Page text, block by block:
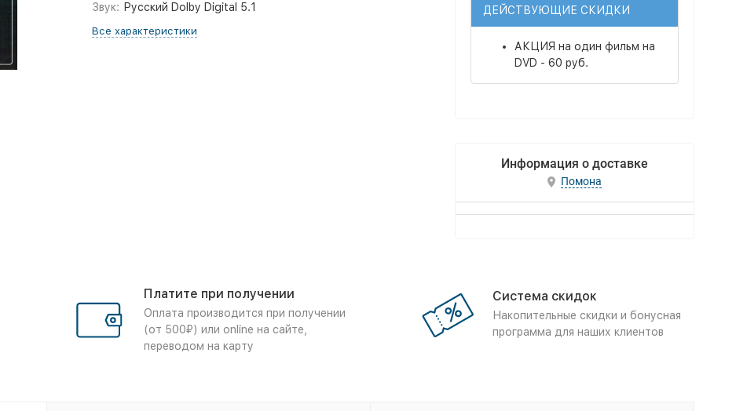
Звук: Русский Dolby Digital 5.1
Все характеристики
ДЕЙСТВУЮЩИЕ СКИДКИ
АКЦИЯ на один фильм на
DVD - 60 руб.
Информация о доставке
Помона
Платите при получении
Оплата производится при получении
(от 500₽) или online на сайте,
переводом на карту
Система скидок
Накопительные скидки и бонусная
программа для наших клиентов